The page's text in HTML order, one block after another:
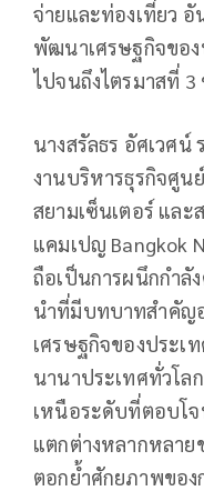
จ่ายและท่องเที่ยว
พัฒนาเศรษฐกิจของ
ไปจนถึงไตรมาสที่
นางสรัลธร อัศเวศน์
งานบริหารธุรกิจศูน
สยามเซ็นเตอร์ และ
แคมเปญ Bangkok
ถือเป็นการผนึกกำลั
นำที่มีบทบาทสำคัญ
เศรษฐกิจของประเ
นานาประเทศทั่วโล
เหนือระดับที่ตอบโจ
แตกต่างหลากหลาย
ตอกย้ำศักยภาพของ